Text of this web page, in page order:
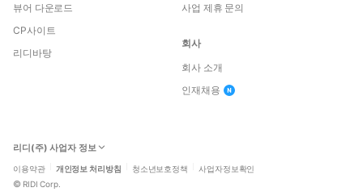
뷰어 다운로드
CP사이트
리디바탕
사업 제휴 문의
회사
회사 소개
인재채용
리디(주) 사업자 정보
이용약관 개인정보 처리방침 청소년보호정책 사업자정보확인
© RIDI Corp.